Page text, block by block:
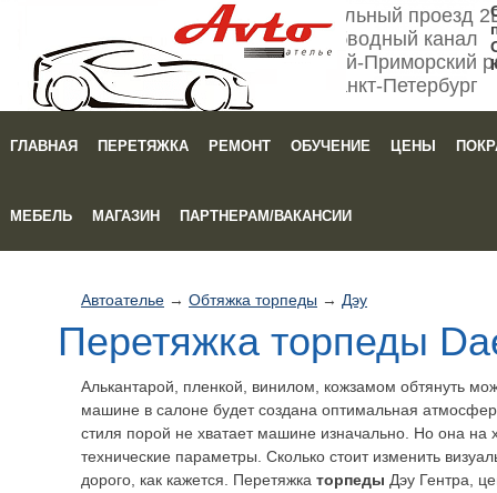
Мебельный проезд
Обводный канал
Кировский-Приморский
Санкт-Петербург
ГЛАВНАЯ ПЕРЕТЯЖКА РЕМОНТ ОБУЧЕНИЕ ЦЕНЫ
МЕБЕЛЬ МАГАЗИН ПАРТНЕРАМ/ВАКАНСИИ
Автоателье → Обтяжка торпеды → Дэу
Перетяжка торпеды
Алькантарой, пленкой, винилом, кожзамом обтянуть
машине в салоне будет создана оптимальная
стиля порой не хватает машине изначально. Но она на
технические параметры. Сколько стоит изменить
дорого, как кажется. Перетяжка торпеды Дэу Гентра,